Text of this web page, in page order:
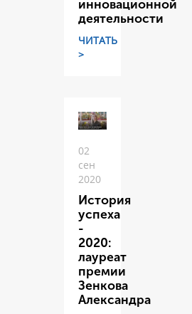
инновационной
деятельности
ЧИТАТЬ
>
02
сен
2020
История
успеха
-
2020:
лауреат
премии
Зенкова
Александра